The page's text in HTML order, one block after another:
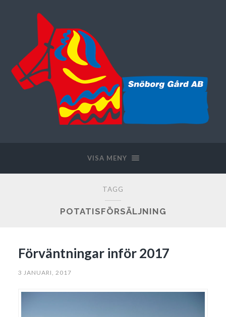
VISA MENY
TAGG
POTATISFÖRSÄLJNING
Förväntningar inför 2017
3 JANUARI, 2017